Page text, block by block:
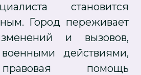
становится
Город переживает
и вызовов,
действиями,
помощь